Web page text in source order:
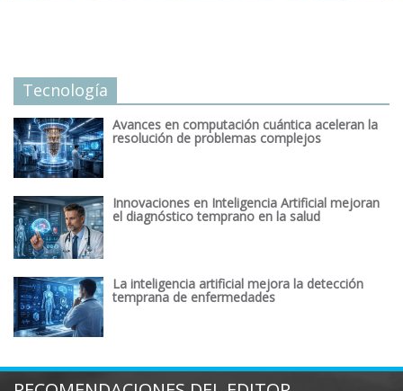
Tecnología
Avances en computación cuántica aceleran la
resolución de problemas complejos
Innovaciones en Inteligencia Artificial mejoran
el diagnóstico temprano en la salud
La inteligencia artificial mejora la detección
temprana de enfermedades